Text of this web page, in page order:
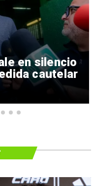
en silencio
cautelar